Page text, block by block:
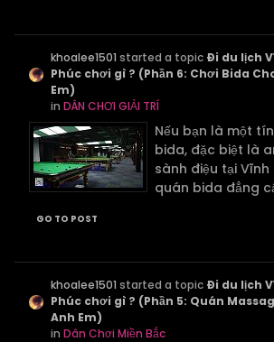
khoalee1501 started a topic Đi du lịch
Phúc chơi gì ? (Phần 6: Chơi Bida
Em)
inDÂN CHƠI GIẢI TRÍ
Nếu bạn là một
bida, đặc biệt là
sành điệu tại
quán bida đẳng
GO TO POST
khoalee1501 started a topic Đi du lịch
Phúc chơi gì ? (Phần 5: Quán
Anh Em)
in Dân Chơi Miền Bắc